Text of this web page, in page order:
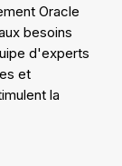
Oracle
besoins
d'experts
et
la